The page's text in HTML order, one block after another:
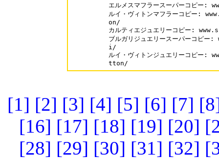
エルメスマフラースーパーコピ
ルイ・ヴィトンマフラーコピー
on/
カルティエジュエリーコピー:
ブルガリジュエリースーパーコ
i/
ルイ・ヴィトンジュエリーコピ
[1] [2] [3] [4] [5] [6] [7]
[16] [17] [18] [19] [20]
[28] [29] [30] [31] [32]